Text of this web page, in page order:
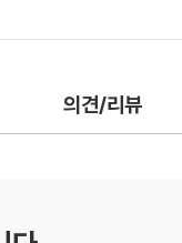
의견/리뷰